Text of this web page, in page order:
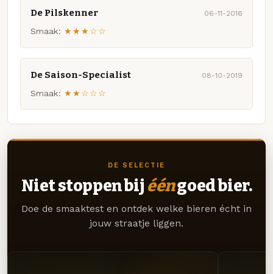
De Pilskenner 06-11-2016
Smaak: ★★★☆☆
De Saison-Specialist 08-10-2019
Smaak: ★★☆☆☆
DE SELECTIE
Niet stoppen bij ééngoed bier.
Doe de smaaktest en ontdek welke bieren écht in
jouw straatje liggen.